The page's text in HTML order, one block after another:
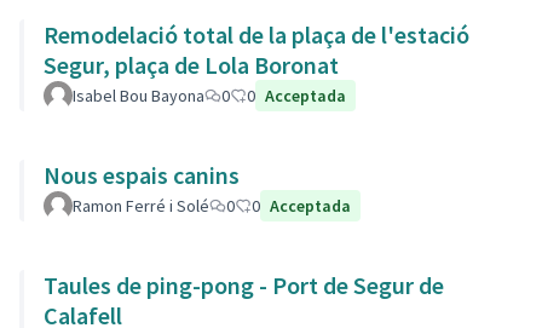
Remodelació total de la plaça de l'estació
Segur, plaça de Lola Boronat
Isabel Bou Bayona 0 0 Acceptada
Nous espais canins
Ramon Ferré i Solé 0 0 Acceptada
Taules de ping-pong - Port de Segur de
Calafell